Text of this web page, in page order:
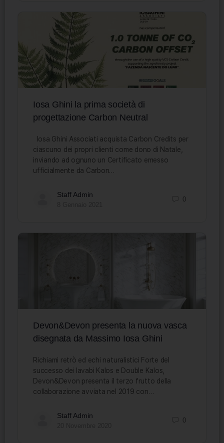
Iosa Ghini la prima società di
progettazione Carbon Neutral
Iosa Ghini Associati acquista Carbon Credits per
ciascuno dei propri clienti come dono di Natale,
inviando ad ognuno un Certificato emesso
ufficialmente da Carbon…
Staff Admin
0
Devon&Devon presenta la nuova vasca
disegnata da Massimo Iosa Ghini
Richiami retrò ed echi naturalistici Forte del
successo dei lavabi Kalos e Double Kalos,
Devon&Devon presenta il terzo frutto della
collaborazione avviata nel 2019 con…
Staff Admin
0